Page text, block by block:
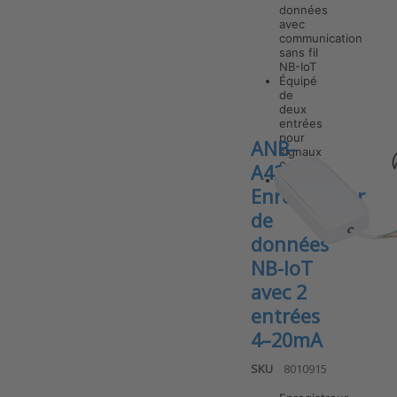
données
avec
communication
sans fil
NB-IoT
Équipé
de
deux
entrées
pour
signaux
0–10V
Press ENTER
for more
options to
ANB-A010-
IP67 v7
enregistreur
de données
NB-IoT avec
2 entrées 0-
10 V et
boîtier IP67
ANB-
A420 v7
Enregistreur
de
données
NB-IoT
avec 2
entrées
4–20mA
SKU 8010915